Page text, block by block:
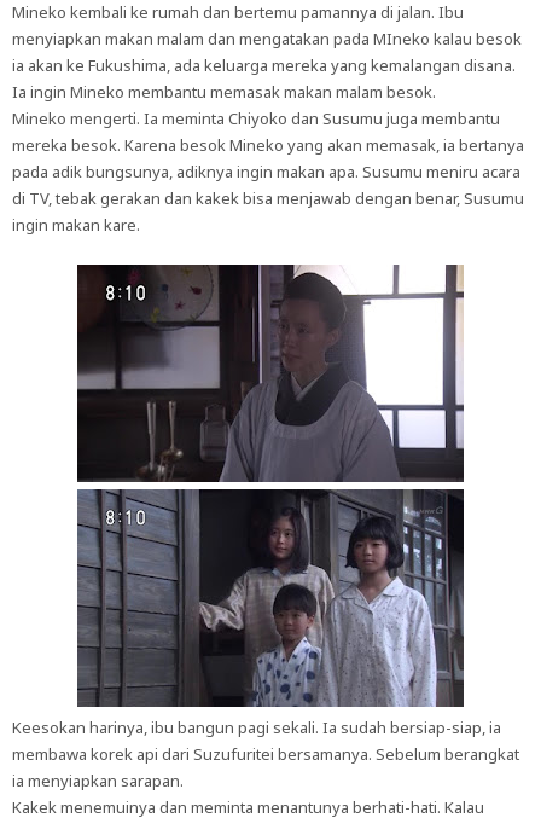
Mineko kembali ke rumah dan bertemu pamannya di jalan. Ibu
menyiapkan makan malam dan mengatakan pada MIneko kalau besok
ia akan ke Fukushima, ada keluarga mereka yang kemalangan disana.
Ia ingin Mineko membantu memasak makan malam besok.
Mineko mengerti. Ia meminta Chiyoko dan Susumu juga membantu
mereka besok. Karena besok Mineko yang akan memasak, ia bertanya
pada adik bungsunya, adiknya ingin makan apa. Susumu meniru acara
di TV, tebak gerakan dan kakek bisa menjawab dengan benar, Susumu
ingin makan kare.
Keesokan harinya, ibu bangun pagi sekali. Ia sudah bersiap-siap, ia
membawa korek api dari Suzufuritei bersamanya. Sebelum berangkat
ia menyiapkan sarapan.
Kakek menemuinya dan meminta menantunya berhati-hati. Kalau